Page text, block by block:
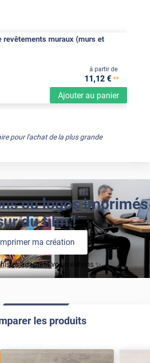
revêtements muraux (murs et
Ajouter au panier
à partir de
11 ,12 €**
pour l'achat de la plus grande
ou logos imprimés
du film !
ma création
adaptent vos créations ✨
les produits